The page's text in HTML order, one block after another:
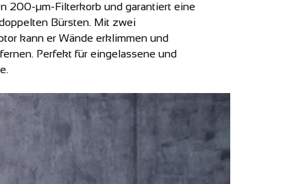
200-µm-Filterkorb und garantiert eine
Bürsten. Mit zwei
kann er Wände erklimmen und
Perfekt für eingelassene und